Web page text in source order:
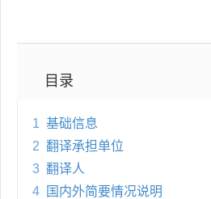
目录
1 基础信息
2 翻译承担单位
3 翻译人
4
国内外简要情况说明